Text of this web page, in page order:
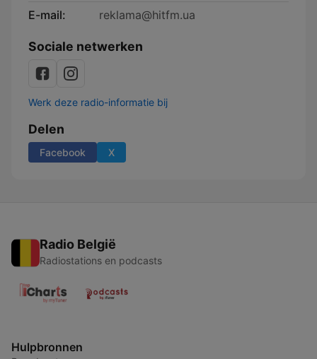
E-mail:
reklama@hitfm.ua
Sociale netwerken
Werk deze radio-informatie bij
Delen
Facebook X
Radio België
Radiostations en podcasts
Hulpbronnen